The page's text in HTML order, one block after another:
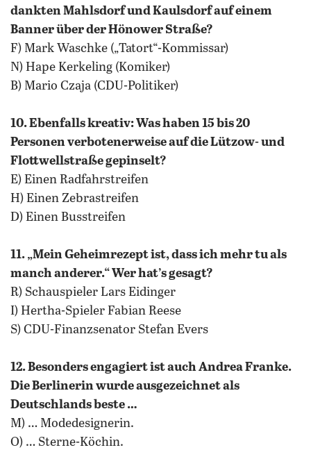
dankten Mahlsdorf und Kaulsdorf auf einem
Banner über der Hönower Straße?
F) Mark Waschke („Tatort“-Kommissar)
N) Hape Kerkeling (Komiker)
B) Mario Czaja (CDU-Politiker)
10. Ebenfalls kreativ: Was haben 15 bis 20
Personen verbotenerweise auf die Lützow- und
Flottwellstraße gepinselt?
E) Einen Radfahrstreifen
H) Einen Zebrastreifen
D) Einen Busstreifen
11. „Mein Geheimrezept ist, dass ich mehr tu als
manch anderer.“ Wer hat’s gesagt?
R) Schauspieler Lars Eidinger
I) Hertha-Spieler Fabian Reese
S) CDU-Finanzsenator Stefan Evers
12. Besonders engagiert ist auch Andrea Franke.
Die Berlinerin wurde ausgezeichnet als
Deutschlands beste …
M) … Modedesignerin.
O) … Sterne-Köchin.